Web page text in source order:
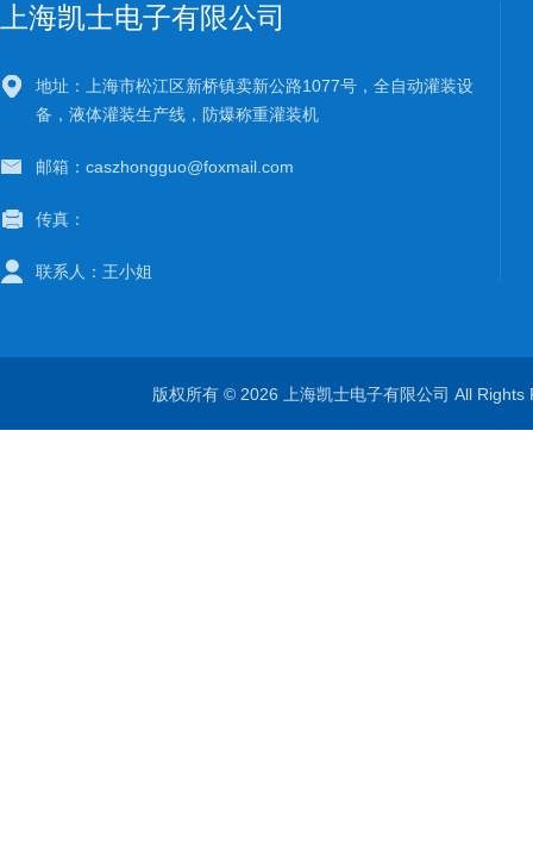
上海凯士电子有限公司
地址：上海市松江区新桥镇卖新公路1077号，全自动灌装设
备，液体灌装生产线，防爆称重灌装机
邮箱：caszhongguo@foxmail.com
传真：
联系人：王小姐
版权所有 © 2026 上海凯士电子有限公司 All